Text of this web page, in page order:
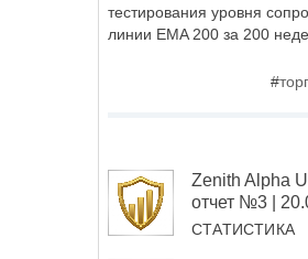
тестирования уровня
линии EMA 200 за 200
#
Zenith Alpha
отчет №3 |
СТАТИСТИКА